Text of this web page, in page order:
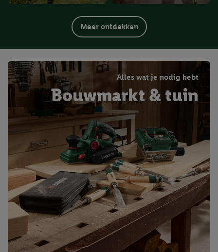
Meer ontdekken
Alles wat je nodig hebt
Bouwmarkt & tuin